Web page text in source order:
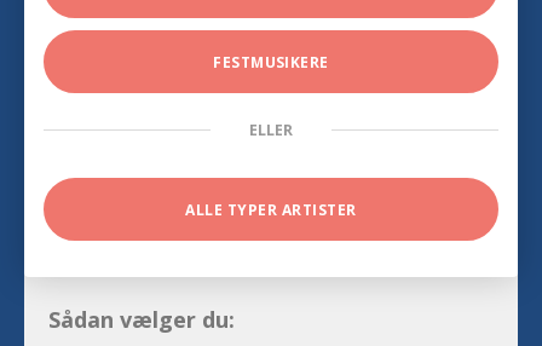
FESTMUSIKERE
ELLER
ALLE TYPER ARTISTER
Sådan vælger du: